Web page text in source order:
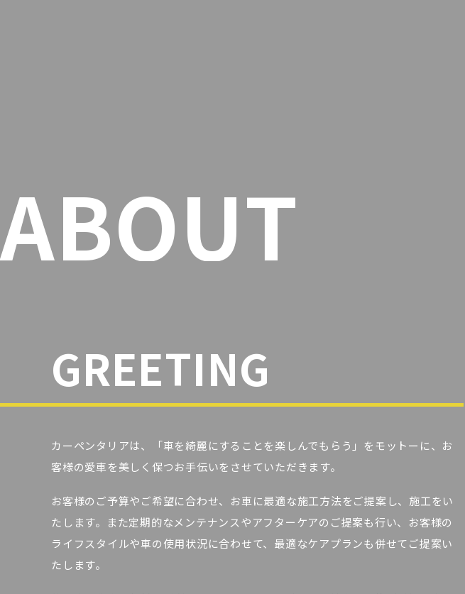
ABOUT
GREETING
カーペンタリアは、「車を綺麗にすることを楽しんでもらう」をモットーに、お
客様の愛車を美しく保つお手伝いをさせていただきます。
お客様のご予算やご希望に合わせ、お車に最適な施工方法をご提案し、施工をい
たします。また定期的なメンテナンスやアフターケアのご提案も行い、お客様の
ライフスタイルや車の使用状況に合わせて、最適なケアプランも併せてご提案い
たします。